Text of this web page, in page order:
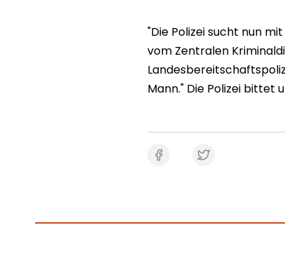
"Die Polizei sucht nun
vom Zentralen
Mann." Die Polizei bittet